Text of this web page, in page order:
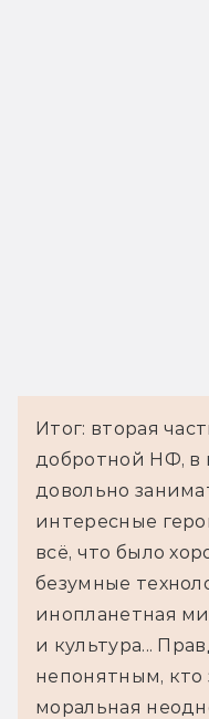
Итог: вторая
добротной НФ, в
довольно
интересные
всё, что было
безумные
инопланетная
и культура...
непонятным, кто
моральная